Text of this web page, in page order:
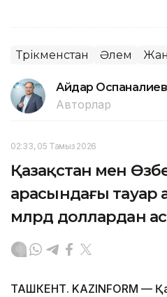
Түрікменстан Әлем
Айдар Оспаналиев
Авторлар
02:33, 05 Тамыз 2026
Қазақстан мен
арасындағы тауар
млрд доллардан
ТАШКЕНТ. KAZINFORM —